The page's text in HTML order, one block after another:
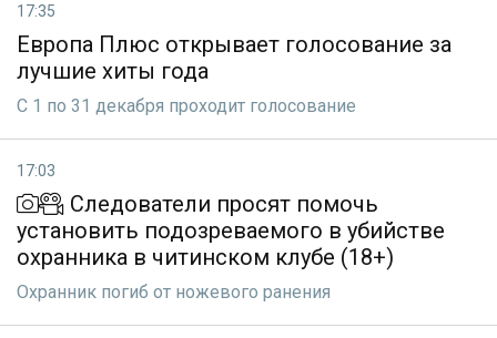
17:35
Европа Плюс открывает голосование за
лучшие хиты года
С 1 по 31 декабря проходит голосование
17:03
Следователи просят помочь
установить подозреваемого в убийстве
охранника в читинском клубе (18+)
Охранник погиб от ножевого ранения